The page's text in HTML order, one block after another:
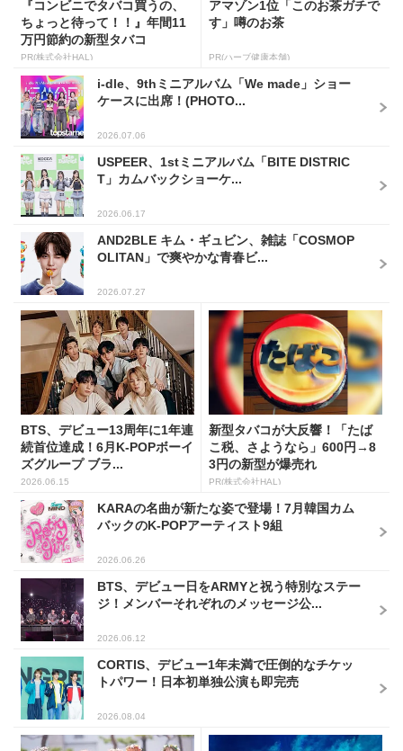
『コンビニでタバコ買うの、
ちょっと待って！！』年間11
万円節約の新型タバコ
PR(株式会社HAL)
アマゾン1位「このお茶ガチで
す」噂のお茶
PR(ハーブ健康本舗)
i-dle、9thミニアルバム「We made」ショー
ケースに出席！(PHOTO...
2026.07.06
USPEER、1stミニアルバム「BITE DISTRIC
T」カムバックショーケ...
2026.06.17
AND2BLE キム・ギュビン、雑誌「COSMOP
OLITAN」で爽やかな青春ビ...
2026.07.27
BTS、デビュー13周年に1年連
続首位達成！6月K-POPボーイ
ズグループ ブラ...
2026.06.15
新型タバコが大反響！「たば
こ税、さようなら」600円→8
3円の新型が爆売れ
PR(株式会社HAL)
KARAの名曲が新たな姿で登場！7月韓国カム
バックのK-POPアーティスト9組
2026.06.26
BTS、デビュー日をARMYと祝う特別なステー
ジ！メンバーそれぞれのメッセージ公...
2026.06.12
CORTIS、デビュー1年未満で圧倒的なチケッ
トパワー！日本初単独公演も即完売
2026.08.04